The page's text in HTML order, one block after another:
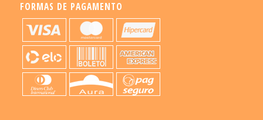
FORMAS DE PAGAMENTO